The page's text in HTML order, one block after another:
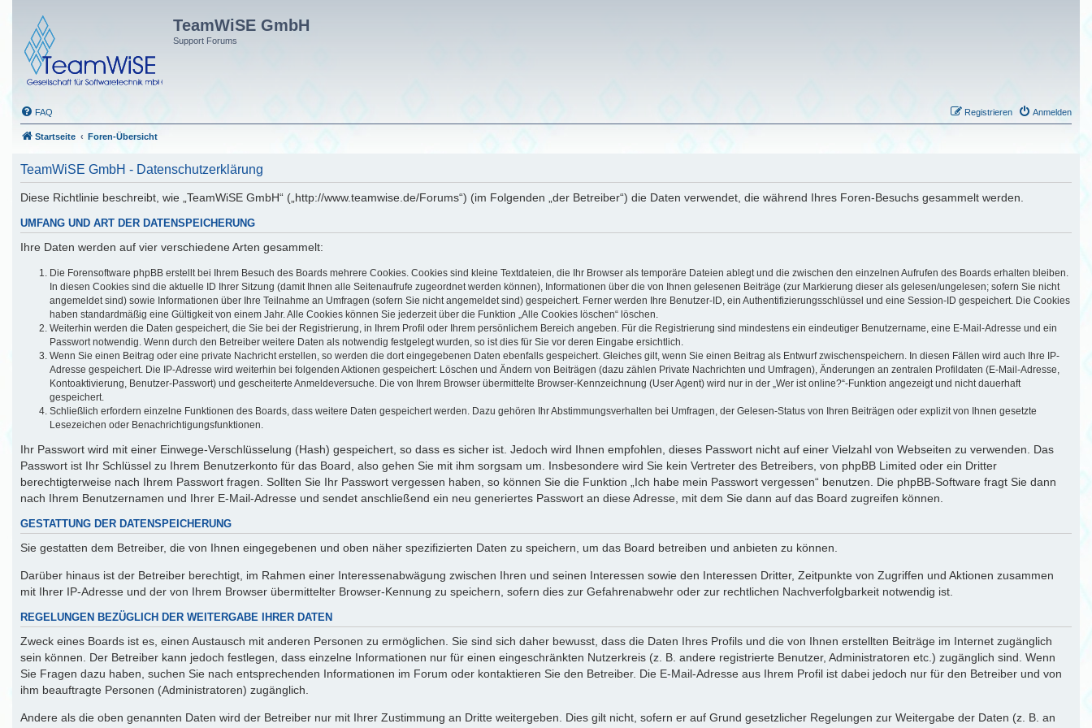
TeamWiSE GmbH
Support Forums
FAQ Anmelden
Registrieren
Startseite Foren-Übersicht
TeamWiSE GmbH - Datenschutzerklärung
Diese Richtlinie beschreibt, wie „TeamWiSE GmbH“ („http://www.teamwise.de/Forums“) (im Folgenden „der Betreiber“) die Daten verwendet, die während Ihres Foren-Besuchs gesammelt werden.
UMFANG UND ART DER DATENSPEICHERUNG
Ihre Daten werden auf vier verschiedene Arten gesammelt:
Die Forensoftware phpBB erstellt bei Ihrem Besuch des Boards mehrere Cookies. Cookies sind kleine Textdateien, die Ihr Browser als temporäre Dateien ablegt und die zwischen den einzelnen Aufrufen des Boards erhalten bleiben.
In diesen Cookies sind die aktuelle ID Ihrer Sitzung (damit Ihnen alle Seitenaufrufe zugeordnet werden können), Informationen über die von Ihnen gelesenen Beiträge (zur Markierung dieser als gelesen/ungelesen; sofern Sie nicht
angemeldet sind) sowie Informationen über Ihre Teilnahme an Umfragen (sofern Sie nicht angemeldet sind) gespeichert. Ferner werden Ihre Benutzer-ID, ein Authentifizierungsschlüssel und eine Session-ID gespeichert. Die Cookies
haben standardmäßig eine Gültigkeit von einem Jahr. Alle Cookies können Sie jederzeit über die Funktion „Alle Cookies löschen“ löschen.
Weiterhin werden die Daten gespeichert, die Sie bei der Registrierung, in Ihrem Profil oder Ihrem persönlichem Bereich angeben. Für die Registrierung sind mindestens ein eindeutiger Benutzername, eine E-Mail-Adresse und ein
Passwort notwendig. Wenn durch den Betreiber weitere Daten als notwendig festgelegt wurden, so ist dies für Sie vor deren Eingabe ersichtlich.
Wenn Sie einen Beitrag oder eine private Nachricht erstellen, so werden die dort eingegebenen Daten ebenfalls gespeichert. Gleiches gilt, wenn Sie einen Beitrag als Entwurf zwischenspeichern. In diesen Fällen wird auch Ihre IP-
Adresse gespeichert. Die IP-Adresse wird weiterhin bei folgenden Aktionen gespeichert: Löschen und Ändern von Beiträgen (dazu zählen Private Nachrichten und Umfragen), Änderungen an zentralen Profildaten (E-Mail-Adresse,
Kontoaktivierung, Benutzer-Passwort) und gescheiterte Anmeldeversuche. Die von Ihrem Browser übermittelte Browser-Kennzeichnung (User Agent) wird nur in der „Wer ist online?“-Funktion angezeigt und nicht dauerhaft
gespeichert.
Schließlich erfordern einzelne Funktionen des Boards, dass weitere Daten gespeichert werden. Dazu gehören Ihr Abstimmungsverhalten bei Umfragen, der Gelesen-Status von Ihren Beiträgen oder explizit von Ihnen gesetzte
Lesezeichen oder Benachrichtigungsfunktionen.
Ihr Passwort wird mit einer Einwege-Verschlüsselung (Hash) gespeichert, so dass es sicher ist. Jedoch wird Ihnen empfohlen, dieses Passwort nicht auf einer Vielzahl von Webseiten zu verwenden. Das
Passwort ist Ihr Schlüssel zu Ihrem Benutzerkonto für das Board, also gehen Sie mit ihm sorgsam um. Insbesondere wird Sie kein Vertreter des Betreibers, von phpBB Limited oder ein Dritter
berechtigterweise nach Ihrem Passwort fragen. Sollten Sie Ihr Passwort vergessen haben, so können Sie die Funktion „Ich habe mein Passwort vergessen“ benutzen. Die phpBB-Software fragt Sie dann
nach Ihrem Benutzernamen und Ihrer E-Mail-Adresse und sendet anschließend ein neu generiertes Passwort an diese Adresse, mit dem Sie dann auf das Board zugreifen können.
GESTATTUNG DER DATENSPEICHERUNG
Sie gestatten dem Betreiber, die von Ihnen eingegebenen und oben näher spezifizierten Daten zu speichern, um das Board betreiben und anbieten zu können.
Darüber hinaus ist der Betreiber berechtigt, im Rahmen einer Interessenabwägung zwischen Ihren und seinen Interessen sowie den Interessen Dritter, Zeitpunkte von Zugriffen und Aktionen zusammen
mit Ihrer IP-Adresse und der von Ihrem Browser übermittelter Browser-Kennung zu speichern, sofern dies zur Gefahrenabwehr oder zur rechtlichen Nachverfolgbarkeit notwendig ist.
REGELUNGEN BEZÜGLICH DER WEITERGABE IHRER DATEN
Zweck eines Boards ist es, einen Austausch mit anderen Personen zu ermöglichen. Sie sind sich daher bewusst, dass die Daten Ihres Profils und die von Ihnen erstellten Beiträge im Internet zugänglich
sein können. Der Betreiber kann jedoch festlegen, dass einzelne Informationen nur für einen eingeschränkten Nutzerkreis (z. B. andere registrierte Benutzer, Administratoren etc.) zugänglich sind. Wenn
Sie Fragen dazu haben, suchen Sie nach entsprechenden Informationen im Forum oder kontaktieren Sie den Betreiber. Die E-Mail-Adresse aus Ihrem Profil ist dabei jedoch nur für den Betreiber und von
ihm beauftragte Personen (Administratoren) zugänglich.
Andere als die oben genannten Daten wird der Betreiber nur mit Ihrer Zustimmung an Dritte weitergeben. Dies gilt nicht, sofern er auf Grund gesetzlicher Regelungen zur Weitergabe der Daten (z. B. an